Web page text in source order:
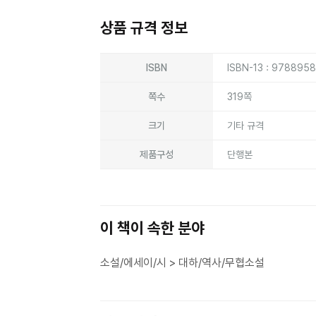
상품 규격 정보
ISBN ISBN-13 :
쪽수 319쪽
크기 기타 규격
제품구성 단행본
이 책이 속한 분야
소설/에세이/시 > 대하/역사/무협소설